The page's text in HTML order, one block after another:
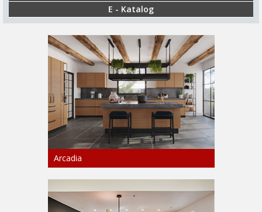
E - Katalog
Arcadia